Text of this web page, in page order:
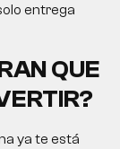
entrega
QUE
ya te está